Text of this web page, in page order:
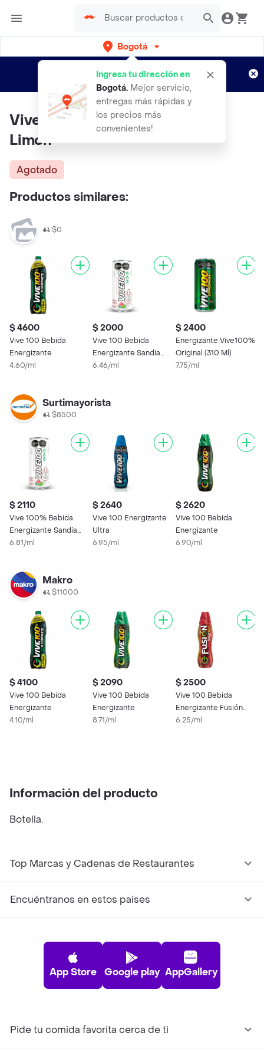
Bogotá
Ingresa tu dirección en
Bogotá. Mejor servicio,
entregas más rápidas y
los precios más
convenientes!
envíos gratis por semanas
Aplican TyC
Vive 100 Energizante Sandia
Limón
Agotado
Productos similares:
$0
$ 4600
Vive 100 Bebida
Energizante
4.60/ml
$ 2000
Vive 100 Bebida
Energizante Sandia
Limón
6.46/ml
$ 2400
Energizante Vive100%
Original (310 Ml)
7.75/ml
Surtimayorista
$8500
$ 2110
Vive 100% Bebida
Energizante Sandía
Limón
6.81/ml
$ 2640
Vive 100 Energizante
Ultra
6.95/ml
$ 2620
Vive 100 Bebida
Energizante
6.90/ml
Makro
$11000
$ 4100
Vive 100 Bebida
Energizante
4.10/ml
$ 2090
Vive 100 Bebida
Energizante
8.71/ml
$ 2500
Vive 100 Bebida
Energizante Fusión
Sabor Frutos Rojos
6.25/ml
Información del producto
Botella.
Top Marcas y Cadenas de Restaurantes
Encuéntranos en estos países
App Store Google play AppGallery
Pide tu comida favorita cerca de ti